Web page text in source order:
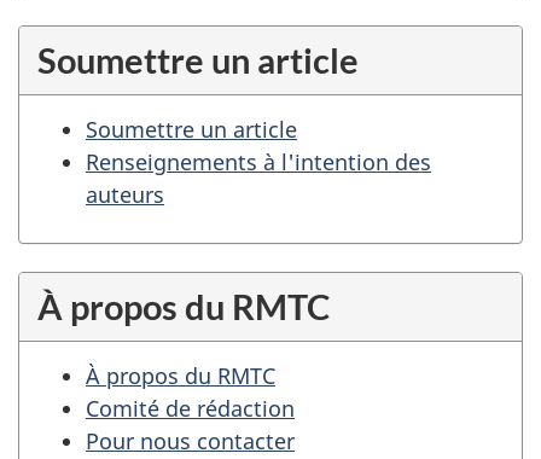
Soumettre un article
Soumettre un article
Renseignements à l'intention des
auteurs
À propos du RMTC
À propos du RMTC
Comité de rédaction
Pour nous contacter